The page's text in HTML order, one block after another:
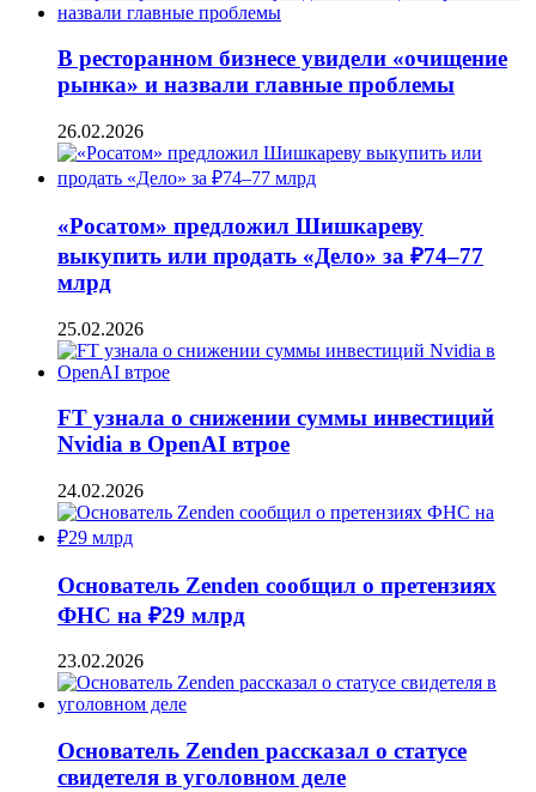
В ресторанном бизнесе увидели «очищение
рынка» и назвали главные проблемы
26.02.2026
«Росатом» предложил Шишкареву
выкупить или продать «Дело» за ₽74–77
млрд
25.02.2026
FT узнала о снижении суммы инвестиций
Nvidia в OpenAI втрое
24.02.2026
Основатель Zenden сообщил о претензиях
ФНС на ₽29 млрд
23.02.2026
Основатель Zenden рассказал о статусе
свидетеля в уголовном деле